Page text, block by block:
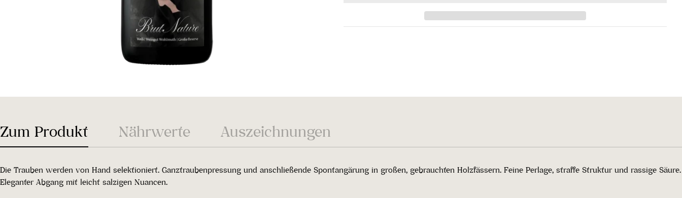
Zum Produkt Nährwerte Auszeichnungen
Die Trauben werden von Hand selektioniert. Ganztraubenpressung und anschließende Spontangärung in großen, gebrauchten Holzfässern. Feine Perlage, straffe Struktur und rassige Säure.
Eleganter Abgang mit leicht salzigen Nuancen.